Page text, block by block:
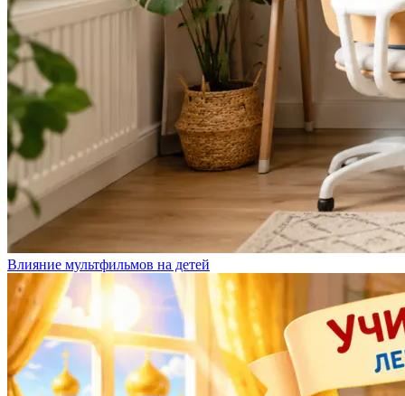
Влияние мультфильмов на детей